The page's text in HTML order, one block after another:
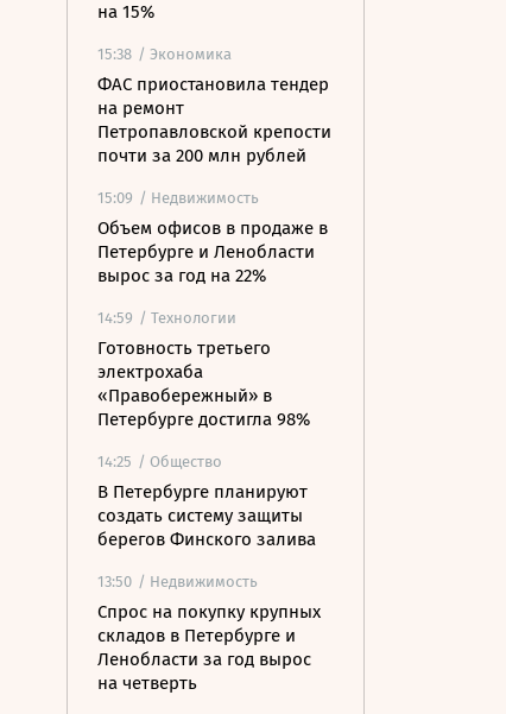
на 15%
15:38 / Экономика
ФАС приостановила тендер
на ремонт
Петропавловской крепости
почти за 200 млн рублей
15:09 / Недвижимость
Объем офисов в продаже в
Петербурге и Ленобласти
вырос за год на 22%
14:59 / Технологии
Готовность третьего
электрохаба
«Правобережный» в
Петербурге достигла 98%
14:25 / Общество
В Петербурге планируют
создать систему защиты
берегов Финского залива
13:50 / Недвижимость
Спрос на покупку крупных
складов в Петербурге и
Ленобласти за год вырос
на четверть